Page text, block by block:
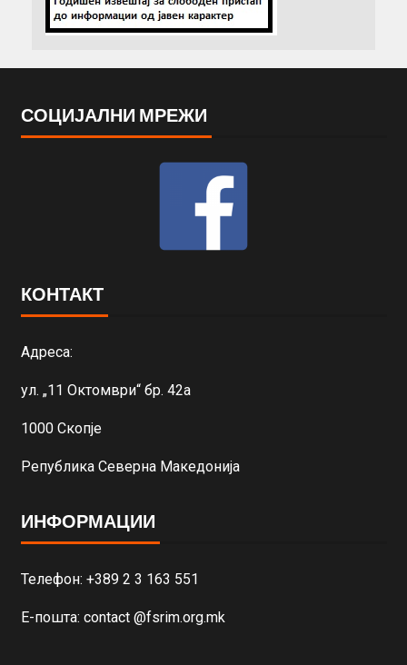
СОЦИЈАЛНИ МРЕЖИ
КОНТАКТ
Адреса:
ул. „11 Октомври“ бр. 42а
1000 Скопје
Република Северна Македонија
ИНФОРМАЦИИ
Телефон: +389 2 3 163 551
Е-пошта: contact @fsrim.org.mk